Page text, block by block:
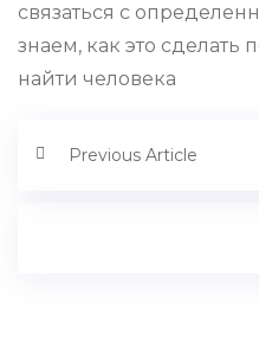
связаться с
знаем, как это сделать
найти человека
Previous Article